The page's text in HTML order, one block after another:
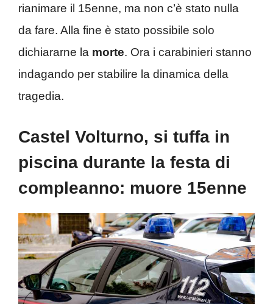
rianimare il 15enne, ma non c’è stato nulla
da fare. Alla fine è stato possibile solo
dichiararne la morte. Ora i carabinieri stanno
indagando per stabilire la dinamica della
tragedia.
Castel Volturno, si tuffa in
piscina durante la festa di
compleanno: muore 15enne